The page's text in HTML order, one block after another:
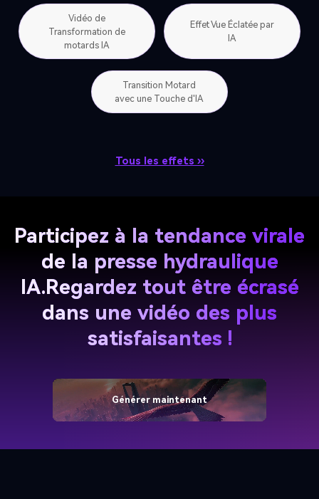
Vidéo de
Transformation de
motards IA
Effet Vue Éclatée par
IA
Transition Motard
avec une Touche d'IA
Tous les effets ››
Participez à la tendance virale
de la presse hydraulique
IA.Regardez tout être écrasé
dans une vidéo des plus
satisfaisantes !
Générer maintenant